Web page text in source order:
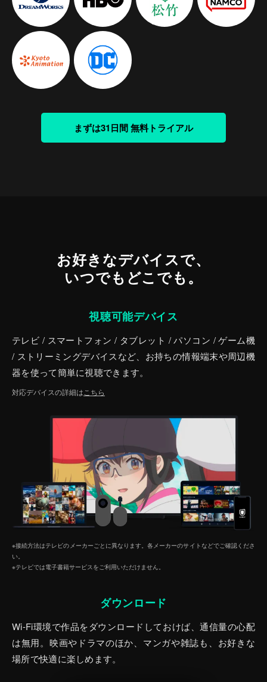
まずは31日間 無料トライアル
お好きなデバイスで、
いつでもどこでも。
視聴可能デバイス
テレビ / スマートフォン / タブレット / パソコン / ゲーム機
/ ストリーミングデバイスなど、お持ちの情報端末や周辺機
器を使って簡単に視聴できます。
対応デバイスの詳細は こちら
※接続方法はテレビのメーカーごとに異なります。各メーカーのサイトなどでご確認くださ
い。
※テレビでは電子書籍サービスをご利⽤いただけません。
ダウンロード
Wi-Fi環境で作品をダウンロードしておけば、通信量の心配
は無用。映画やドラマのほか、マンガや雑誌も、お好きな
場所で快適に楽しめます。